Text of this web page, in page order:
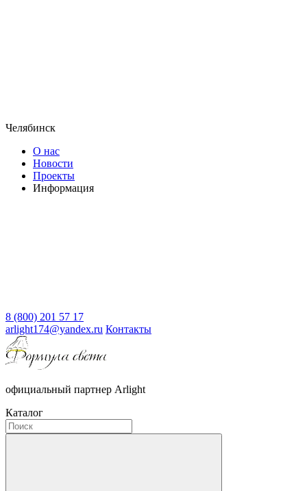
Челябинск
О нас
Новости
Проекты
Информация
8 (800) 201 57 17
arlight174@yandex.ru Контакты
официальный партнер Arlight
Каталог